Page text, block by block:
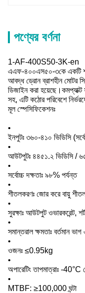
পণ্যের বর্ণনা
1-AF-400S50-3K-en
এএফ-৪০০এস৫০-৩কে একটি
আবদ্ধ ড্রোন ব্রাশহীন মোটর
ডিজাইন করা
সহ, এটি কঠোর পরিবেশে
মূল স্পেসিফিকেশনঃ
•
ইনপুটঃ ৩৬০-৪১০ ভিডিসি
•
আউটপুটঃ ৪৪৫১.২ ভিডিসি /
•
সর্বোচ্চ দক্ষতাঃ ৯৮% পর্যন্ত
•
শীতলকরণঃ জোর করে বায়ু
•
সুরক্ষাঃ আউটপুট ওভারকরেন্ট,
•
সমান্তরাল ক্ষমতাঃ বর্তমান
•
ওজনঃ ≤0.95kg
•
অপারেটিং তাপমাত্রাঃ -
•
MTBF: ≥100,000 ঘন্টা